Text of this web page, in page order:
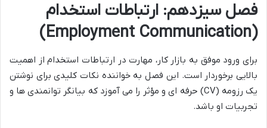
فصل سیزدهم: ارتباطات استخدام
(Employment Communication)
برای ورود موفق به بازار کار، مهارت در ارتباطات استخدام از اهمیت
بالایی برخوردار است. این فصل به خواننده نکات کلیدی برای نوشتن
یک رزومه (CV) حرفه ای و مؤثر را می آموزد که بیانگر توانمندی ها و
تجربیات او باشد.